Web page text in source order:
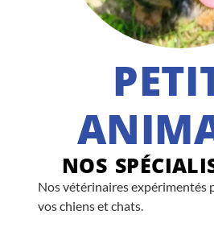
NOS
Nos vétérinaires expérimentés
vos chiens et chats.